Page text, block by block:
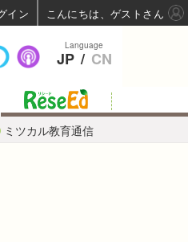
ミツカル教育通信
Language
JP / CN
イン こんにちは、ゲストさん